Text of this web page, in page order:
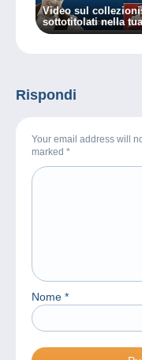
Video sul
sottotitolati nella tua
lingua
Rispondi
Your email address will
marked *
Nome *